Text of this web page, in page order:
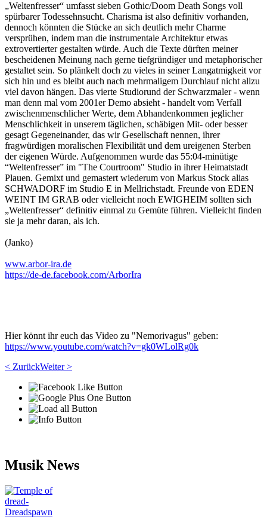
„Weltenfresser“ umfasst sieben Gothic/Doom Death Songs voll
spürbarer Todessehnsucht. Charisma ist also definitiv vorhanden,
dennoch könnten die Stücke an sich deutlich mehr Charme
versprühen, indem man die instrumentale Architektur etwas
extrovertierter gestalten würde. Auch die Texte dürften meiner
bescheidenen Meinung nach gerne tiefgründiger und metaphorischer
gestaltet sein. So plänkelt doch zu vieles in seiner Langatmigkeit vor
sich hin und es bleibt auch nach mehrmaligem Durchlauf nicht allzu
viel davon hängen. Das vierte Studiorund der Schwarzmaler - wenn
man denn mal vom 2001er Demo absieht - handelt vom Verfall
zwischenmenschlicher Werte, dem Abhandenkommen jeglicher
Menschlichkeit in unserem täglichen, schäbigen Mit- oder besser
gesagt Gegeneinander, das wir Gesellschaft nennen, ihrer
fragwürdigen moralischen Flexibilität und dem ureigenen Sterben
der eigenen Würde. Aufgenommen wurde das 55:04-minütige
“Weltenfresser” im "The Courtroom" Studio in ihrer Heimatstadt
Plauen. Gemixt und gemastert wiederum von Markus Stock alias
SCHWADORF im Studio E in Mellrichstadt. Freunde von EDEN
WEINT IM GRAB oder vielleicht noch EWIGHEIM sollten sich
„Weltenfresser“ definitiv einmal zu Gemüte führen. Vielleicht finden
sie ja mehr daran, als ich.
(Janko)
www.arbor-ira.de
https://de-de.facebook.com/ArborIra
Hier könnt ihr euch das Video zu "Nemorivagus" geben:
https://www.youtube.com/watch?v=gk0WLolRg0k
< ZurückWeiter >
Musik News